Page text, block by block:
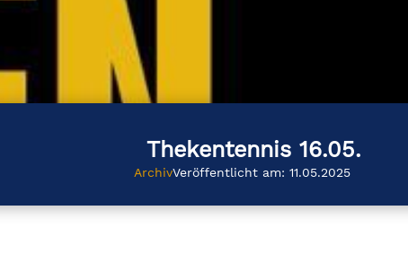
Thekentennis 16.05.
ArchivVeröffentlicht am: 11.05.2025